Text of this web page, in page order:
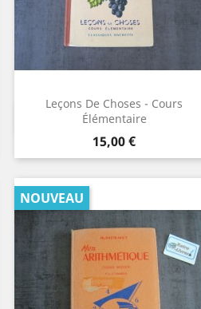
Leçons De Choses - Cours
Élémentaire
Prix
15,00 €
Aperçu rapide
NOUVEAU